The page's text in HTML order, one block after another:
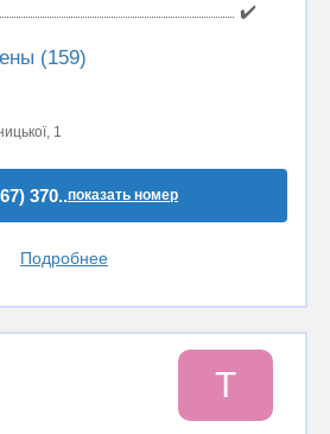
✔️
(159)
1
370..показать номер
Подробнее
T